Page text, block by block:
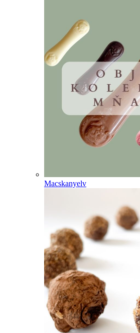
Macskanyelv